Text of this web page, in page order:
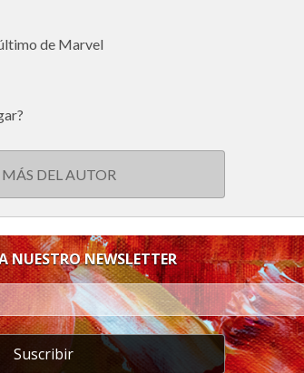
de Marvel
MÁS DEL AUTOR
NUESTRO NEWSLETTER
Suscribir